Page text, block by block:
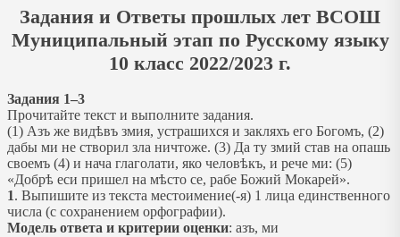
Задания и Ответы прошлых лет ВСОШ
Муниципальный этап по Русскому языку
10 класс 2022/2023 г.
Задания 1–3
Прочитайте текст и выполните задания.
(1) Азъ же видѣвъ змия, устрашихся и закляхъ его Богомъ, (2)
дабы ми не створил зла ничтоже. (3) Да ту змий став на опашь
своемъ (4) и нача глаголати, яко человѣкъ, и рече ми: (5)
«Добрѣ еси пришел на мѣсто се, рабе Божий Мокарей».
1. Выпишите из текста местоимение(-я) 1 лица единственного
числа (с сохранением орфографии).
Модель ответа и критерии оценки: азъ, ми